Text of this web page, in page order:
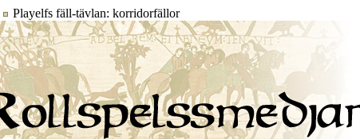
Playelfs fäll-tävlan: korridorfällor